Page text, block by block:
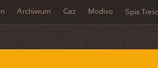
Archiwum Gaz Modivo Spis